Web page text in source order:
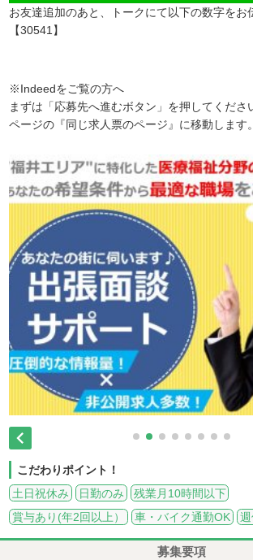
お友達追加のあと、トークにて以下の数字をお
【30541】
※Indeedをご覧の方へ
まずは「応募先へ進むボタン」を押してくださ
ページの『同じ求人票のページ』に移動します。

こだわりポイント！
土日祝休み
日勤のみ
残業月10時間以下
賞与あり(年2回以上）
車・バイク通勤OK 週
募集要項